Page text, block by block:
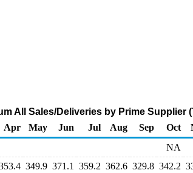
All Sales/Deliveries by Prime Supplier
Apr May Jun Jul Aug Sep Oct
NA
349.9 371.1 359.2 362.6 329.8 342.2